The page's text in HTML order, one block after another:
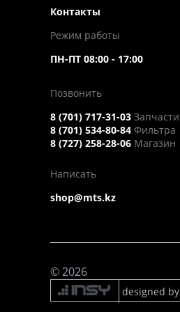
Контакты
Режим работы
ПН-ПТ 08:00 - 17:00
Позвонить
8 (701) 717-31-03 Запчасти
8 (701) 534-80-84 Фильтра
8 (727) 258-28-06 Магазин
Написать
shop@mts.kz
© 2026
designed by